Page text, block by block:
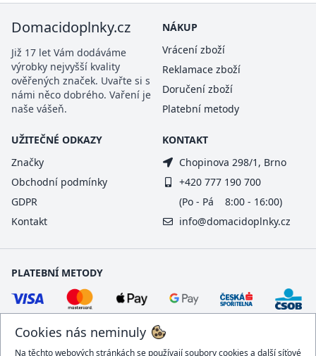
Cookies nás neminuly
Na těchto webových stránkách se používají soubory cookies a další síťové
Domacidoplnky.cz
Již 17 let Vám dodáváme
výrobky nejvyšší kvality
ověřených značek. Uvařte si s
námi něco dobrého. Vaření je
naše vášeň.
NÁKUP
Vrácení zboží
Reklamace zboží
Doručení zboží
Platební metody
UŽITEČNÉ ODKAZY
Značky
Obchodní podmínky
GDPR
Kontakt
KONTAKT
Chopinova 298/1, Brno
+420 777 190 700
(Po - Pá 8:00 - 16:00)
info@domacidoplnky.cz
PLATEBNÍ METODY